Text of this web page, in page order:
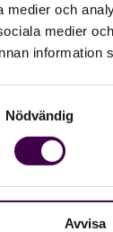
medier och
medier
information
Nödvändig
Avvisa